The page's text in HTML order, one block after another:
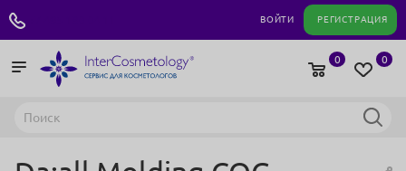
ВОЙТИ РЕГИСТРАЦИЯ
0
0